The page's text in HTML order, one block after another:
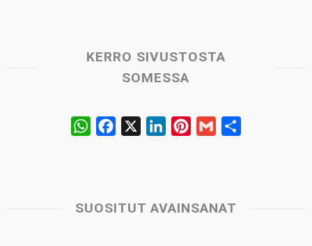
KERRO SIVUSTOSTA
SOMESSA
W
s
b
e
e
l
SUOSITUT AVAINSANAT